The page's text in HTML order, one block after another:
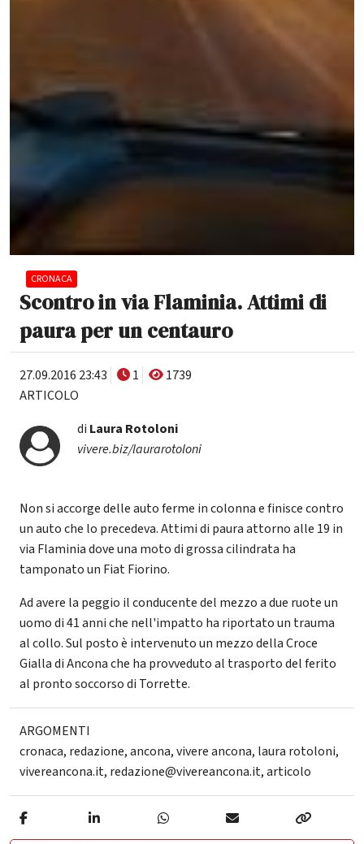
CRONACA
Scontro in via Flaminia. Attimi di
paura per un centauro
27.09.2016 23:43 1
1739
ARTICOLO
di Laura Rotoloni
vivere.biz/laurarotoloni
Non si accorge delle auto ferme in colonna e finisce contro
un auto che lo precedeva. Attimi di paura attorno alle 19 in
via Flaminia dove una moto di grossa cilindrata ha
tamponato un Fiat Fiorino.
Ad avere la peggio il conducente del mezzo a due ruote un
uomo di 41 anni che nell'impatto ha riportato un trauma
al collo. Sul posto è intervenuto un mezzo della Croce
Gialla di Ancona che ha provveduto al trasporto del ferito
al pronto soccorso di Torrette.
ARGOMENTI
cronaca, redazione,ancona,vivere ancona, laura rotoloni,
vivereancona.it, redazione@vivereancona.it,articolo